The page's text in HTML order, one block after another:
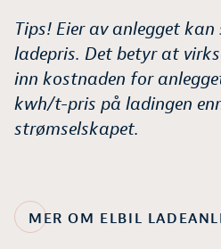
Tips! Eier av anlegget kan
ladepris. Det betyr at
inn kostnaden for
kwh/t-pris på ladingen
strømselskapet.
MER OM ELBIL